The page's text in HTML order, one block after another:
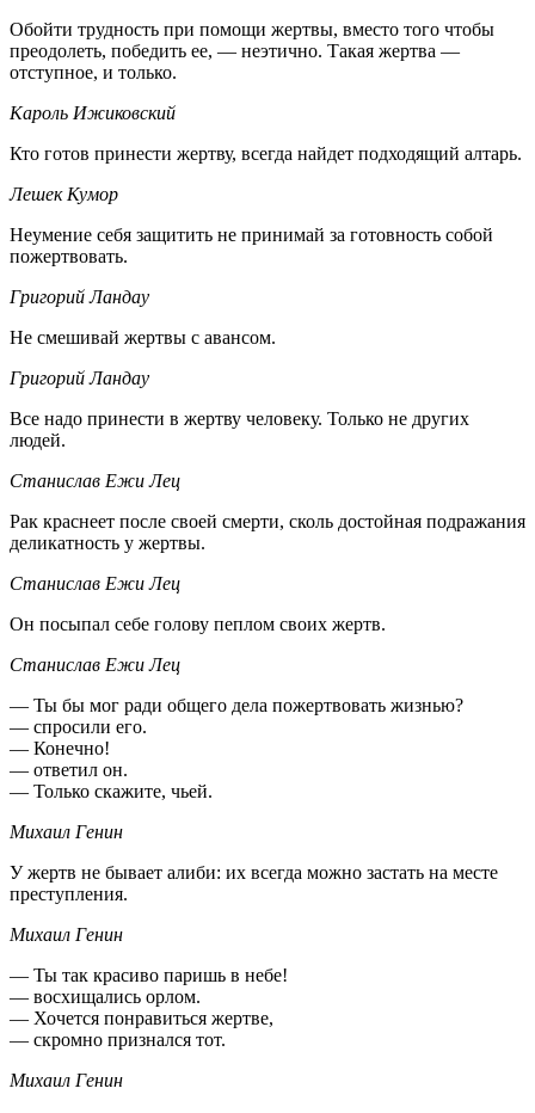
Обойти трудность при помощи жертвы, вместо того чтобы
преодолеть, победить ее, — неэтично. Такая жертва —
отступное, и только.
Кароль Ижиковский
Кто готов принести жертву, всегда найдет подходящий алтарь.
Лешек Кумор
Неумение себя защитить не принимай за готовность собой
пожертвовать.
Григорий Ландау
Не смешивай жертвы с авансом.
Григорий Ландау
Все надо принести в жертву человеку. Только не других
людей.
Станислав Ежи Лец
Рак краснеет после своей смерти, сколь достойная подражания
деликатность у жертвы.
Станислав Ежи Лец
Он посыпал себе голову пеплом своих жертв.
Станислав Ежи Лец
— Ты бы мог ради общего дела пожертвовать жизнью?
— спросили его.
— Конечно!
— ответил он.
— Только скажите, чьей.
Михаил Генин
У жертв не бывает алиби: их всегда можно застать на месте
преступления.
Михаил Генин
— Ты так красиво паришь в небе!
— восхищались орлом.
— Хочется понравиться жертве,
— скромно признался тот.
Михаил Генин